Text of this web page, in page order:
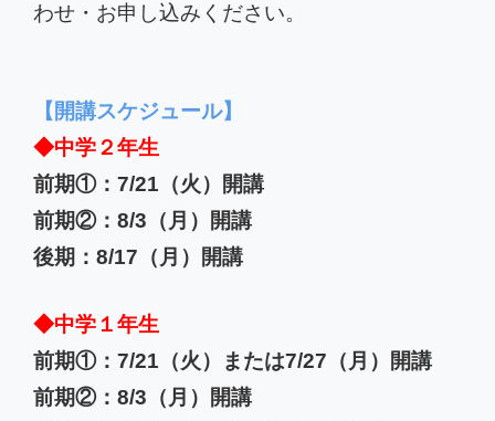
わせ・お申し込みください。
【開講スケジュール】
◆中学２年生
前期①：7/21（火）開講
前期②：8/3（月）開講
後期：8/17（月）開講
◆中学１年生
前期①：7/21（火）または7/27（月）開講
前期②：8/3（月）開講